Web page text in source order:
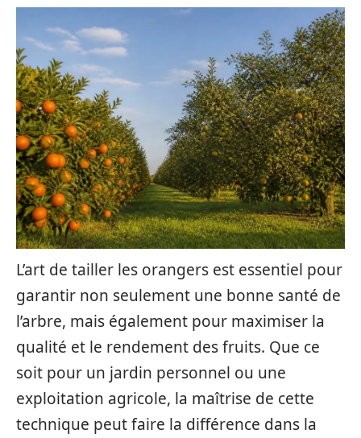
L’art de tailler les orangers est essentiel pour
garantir non seulement une bonne santé de
l’arbre, mais également pour maximiser la
qualité et le rendement des fruits. Que ce
soit pour un jardin personnel ou une
exploitation agricole, la maîtrise de cette
technique peut faire la différence dans la